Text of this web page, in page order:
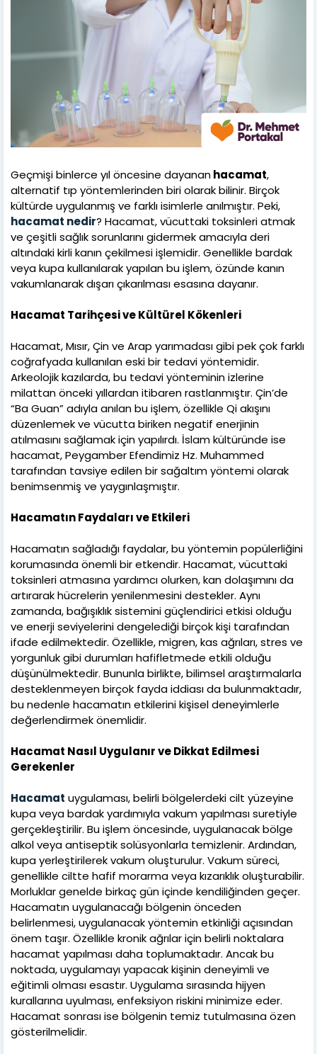
Geçmişi binlerce yıl öncesine dayananhacamat,
alternatif tıp yöntemlerinden biri olarak bilinir. Birçok
kültürde uygulanmış ve farklı isimlerle anılmıştır. Peki,
hacamat nedir? Hacamat, vücuttaki toksinleri atmak
ve çeşitli sağlık sorunlarını gidermek amacıyla deri
altındaki kirli kanın çekilmesi işlemidir. Genellikle bardak
veya kupa kullanılarak yapılan bu işlem, özünde kanın
vakumlanarak dışarı çıkarılması esasına dayanır.
Hacamat Tarihçesi ve Kültürel Kökenleri
Hacamat, Mısır, Çin ve Arap yarımadası gibi pek çok farklı
coğrafyada kullanılan eski bir tedavi yöntemidir.
Arkeolojik kazılarda, bu tedavi yönteminin izlerine
milattan önceki yıllardan itibaren rastlanmıştır. Çin’de
“Ba Guan” adıyla anılan bu işlem, özellikle Qi akışını
düzenlemek ve vücutta biriken negatif enerjinin
atılmasını sağlamak için yapılırdı. İslam kültüründe ise
hacamat, Peygamber Efendimiz Hz. Muhammed
tarafından tavsiye edilen bir sağaltım yöntemi olarak
benimsenmiş ve yaygınlaşmıştır.
Hacamatın Faydaları ve Etkileri
Hacamatın sağladığı faydalar, bu yöntemin popülerliğini
korumasında önemli bir etkendir. Hacamat, vücuttaki
toksinleri atmasına yardımcı olurken, kan dolaşımını da
artırarak hücrelerin yenilenmesini destekler. Aynı
zamanda, bağışıklık sistemini güçlendirici etkisi olduğu
ve enerji seviyelerini dengelediği birçok kişi tarafından
ifade edilmektedir. Özellikle, migren, kas ağrıları, stres ve
yorgunluk gibi durumları hafifletmede etkili olduğu
düşünülmektedir. Bununla birlikte, bilimsel araştırmalarla
desteklenmeyen birçok fayda iddiası da bulunmaktadır,
bu nedenle hacamatın etkilerini kişisel deneyimlerle
değerlendirmek önemlidir.
Hacamat Nasıl Uygulanır ve Dikkat Edilmesi
Gerekenler
Hacamat uygulaması, belirli bölgelerdeki cilt yüzeyine
kupa veya bardak yardımıyla vakum yapılması suretiyle
gerçekleştirilir. Bu işlem öncesinde, uygulanacak bölge
alkol veya antiseptik solüsyonlarla temizlenir. Ardından,
kupa yerleştirilerek vakum oluşturulur. Vakum süreci,
genellikle ciltte hafif morarma veya kızarıklık oluşturabilir.
Morluklar genelde birkaç gün içinde kendiliğinden geçer.
Hacamatın uygulanacağı bölgenin önceden
belirlenmesi, uygulanacak yöntemin etkinliği açısından
önem taşır. Özellikle kronik ağrılar için belirli noktalara
hacamat yapılması daha toplumaktadır. Ancak bu
noktada, uygulamayı yapacak kişinin deneyimli ve
eğitimli olması esastır. Uygulama sırasında hijyen
kurallarına uyulması, enfeksiyon riskini minimize eder.
Hacamat sonrası ise bölgenin temiz tutulmasına özen
gösterilmelidir.